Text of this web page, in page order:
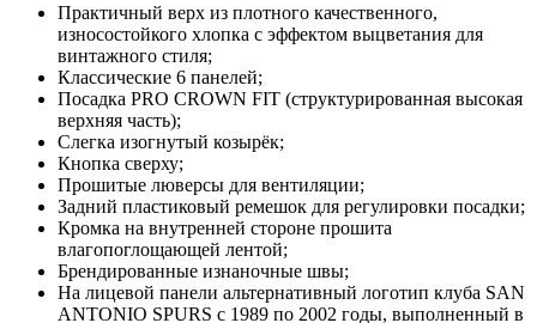
Практичный верх из плотного качественного,
износостойкого хлопка с эффектом выцветания для
винтажного стиля;
Классические 6 панелей;
Посадка PRO CROWN FIT (структурированная высокая
верхняя часть);
Слегка изогнутый козырёк;
Кнопка сверху;
Прошитые люверсы для вентиляции;
Задний пластиковый ремешок для регулировки посадки;
Кромка на внутренней стороне прошита
влагопоглощающей лентой;
Брендированные изнаночные швы;
На лицевой панели альтернативный логотип клуба SAN
ANTONIO SPURS с 1989 по 2002 годы, выполненный в